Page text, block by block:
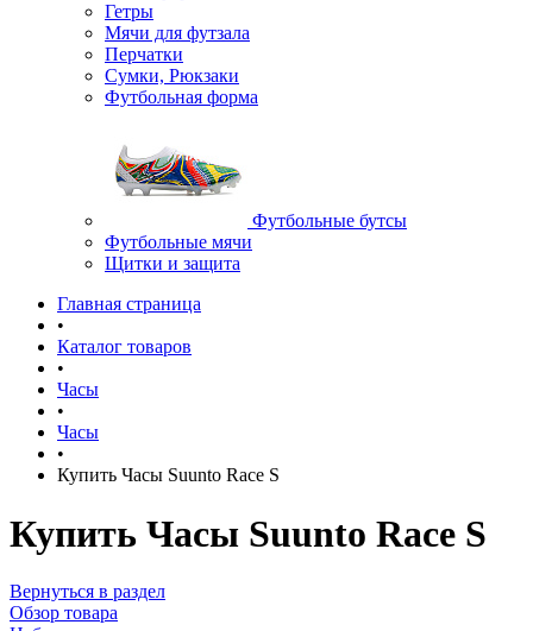
Гетры
Мячи для футзала
Перчатки
Сумки, Рюкзаки
Футбольная форма
Футбольные бутсы
Футбольные мячи
Щитки и защита
Главная страница
•
Каталог товаров
•
Часы
•
Часы
•
Купить Часы Suunto Race S
Купить Часы Suunto Race S
Вернуться в раздел
Обзор товара